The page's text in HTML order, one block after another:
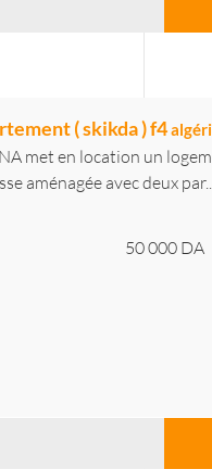
( skikda ) f4
met en location un
aménagée avec deux
50 000 DA